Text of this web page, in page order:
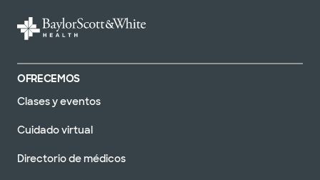
OFRECEMOS
Clases y eventos
Cuidado virtual
Directorio de médicos